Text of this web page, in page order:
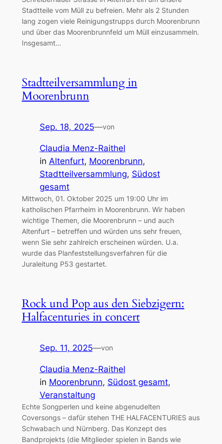
Stadtteile vom Müll zu befreien. Mehr als 2 Stunden
lang zogen viele Reinigungstrupps durch Moorenbrunn
und über das Moorenbrunnfeld um Müll einzusammeln.
Insgesamt…
Stadtteilversammlung in
Moorenbrunn
Sep. 18, 2025—von
Claudia Menz-Raithel
in Altenfurt, Moorenbrunn
Stadtteilversammlung, Südost
gesamt
Mittwoch, 01. Oktober 2025 um 19:00 Uhr im
katholischen Pfarrheim in Moorenbrunn. Wir haben
wichtige Themen, die Moorenbrunn – und auch
Altenfurt – betreffen und würden uns sehr freuen,
wenn Sie sehr zahlreich erscheinen würden. U.a.
wurde das Planfeststellungsverfahren für die
Juraleitung P53 gestartet.
Rock und Pop aus den Siebzigern:
Halfacenturies in concert
Sep. 11, 2025—von
Claudia Menz-Raithel
in Moorenbrunn, Südost gesamt
Veranstaltung
Echte Songperlen und keine abgenudelten
Coversongs – dafür stehen THE HALFACENTURIES aus
Schwabach und Nürnberg. Das Konzept des
Bandprojekts (die Mitglieder spielen in Bands wie